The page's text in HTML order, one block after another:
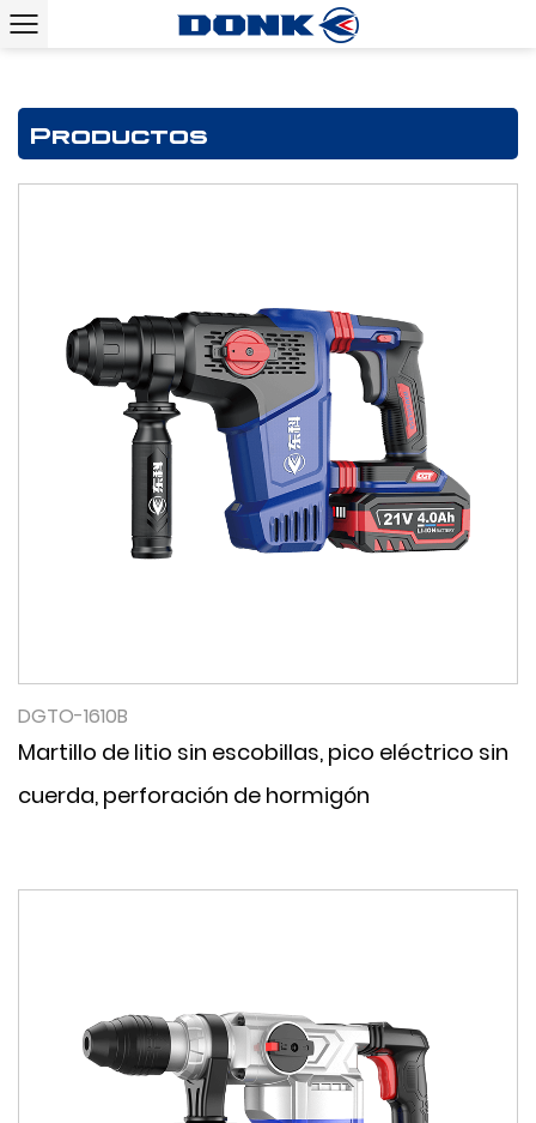
Productos
DGTO-1610B
Martillo de litio sin escobillas, pico eléctrico sin
cuerda, perforación de hormigón